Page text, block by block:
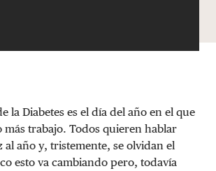
la Diabetes es el día del año en el que
más trabajo. Todos quieren hablar
al año y, tristemente, se olvidan el
esto va cambiando pero, todavía